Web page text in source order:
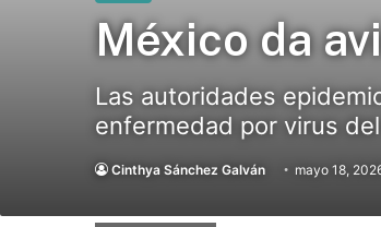
México da
Las autoridades
enfermedad por virus
Cinthya Sánchez Galván mayo 18,